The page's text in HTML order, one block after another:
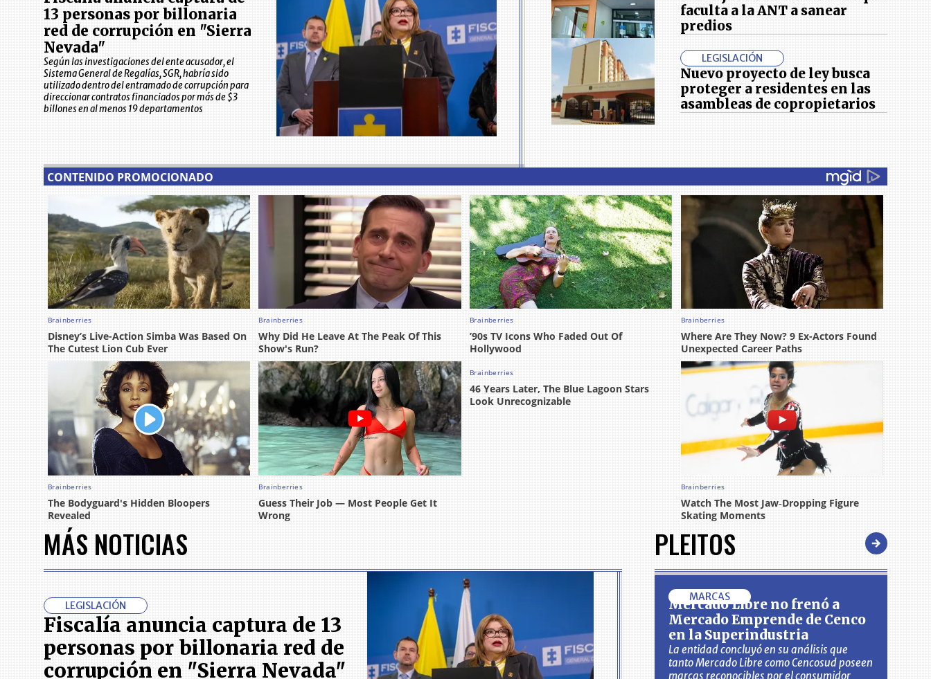
13 personas por billonaria
red de corrupción en "Sierra
Nevada"
Según las investigaciones del ente acusador, el
Sistema General de Regalías, SGR, habría sido
utilizado dentro del entramado de corrupción para
direccionar contratos financiados por más de $3
billones en al menos 19 departamentos
faculta a la ANT a sanear
predios
LEGISLACIÓN
Nuevo proyecto de ley busca
proteger a residentes en las
asambleas de copropietarios
MÁS NOTICIAS
LEGISLACIÓN
Fiscalía anuncia captura de 13
personas por billonaria red de
corrupción en "Sierra Nevada"
PLEITOS
MARCAS
Mercado Libre no frenó a
Mercado Emprende de Cenco
en la Superindustria
La entidad concluyó en su análisis que
tanto Mercado Libre como Cencosud poseen
marcas reconocibles por el consumidor